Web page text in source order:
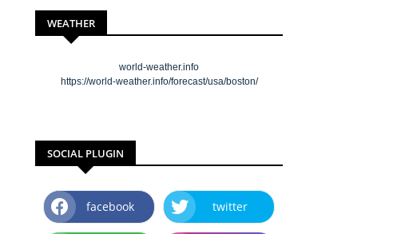
WEATHER
world-weather.info
https://world-weather.info/forecast/usa/boston/
SOCIAL PLUGIN
facebook twitter